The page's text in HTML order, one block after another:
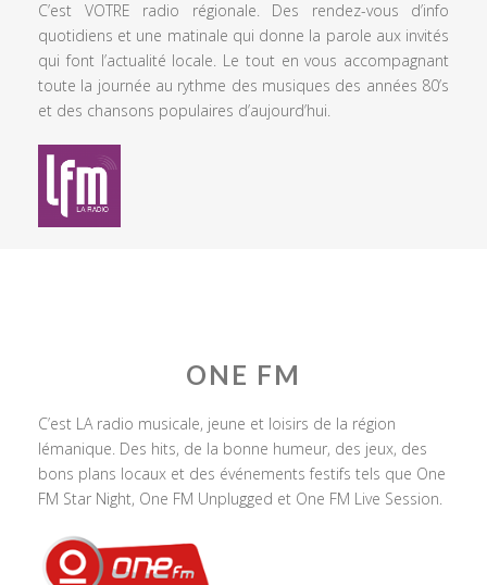
C’est VOTRE radio régionale. Des rendez-vous d’info
quotidiens et une matinale qui donne la parole aux invités
qui font l’actualité locale. Le tout en vous accompagnant
toute la journée au rythme des musiques des années 80’s
et des chansons populaires d’aujourd’hui.
ONE FM
C’est LA radio musicale, jeune et loisirs de la région
lémanique. Des hits, de la bonne humeur, des jeux, des
bons plans locaux et des événements festifs tels que One
FM Star Night, One FM Unplugged et One FM Live Session.